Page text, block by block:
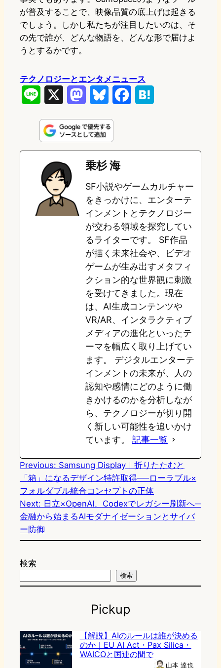
が普及することで、映像品質の底上げは起きる
でしょう。しかし私たちが注目したいのは、そ
の先で誰が、どんな物語を、どんな形で届けよ
うとするかです。
テクノロジーとエンタメニュース
n
e
s
t
o
d
o
n
u
e
s
k
y
e
o
o
k
e
a
乗杉 海
SF小説やゲームカルチャー
をきっかけに、エンターテ
インメントとテクノロジー
が交わる領域を探究してい
るライターです。 SF作品
が描く未来社会や、ビデオ
ゲームが生み出すメタフィ
クション的な世界観に刺激
を受けてきました。現在
は、AI生成コンテンツや
VR/AR、インタラクティブ
メディアの進化といったテ
ーマを幅広く取り上げてい
ます。 デジタルエンターテ
インメントの未来が、人の
認知や感情にどのように働
きかけるのかを分析しなが
ら、テクノロジーが切り開
く新しい可能性を追いかけ
ています。 記事一覧
Previous: Samsung Display｜折りたたむと
「箱」になるデザイン特許取得──ローラブル×
フォルダブル統合コンセプトの正体
Next: 日立×OpenAI、Codexでレガシー刷新へ─
金融から始まるAIモダナイゼーションとサイバ
ー防御
検索
検索
Pickup
【解説】AIのルールは誰が決める
のか｜EU AI Act・Pax Silica・
WAICOと国連の間で
山本 達也